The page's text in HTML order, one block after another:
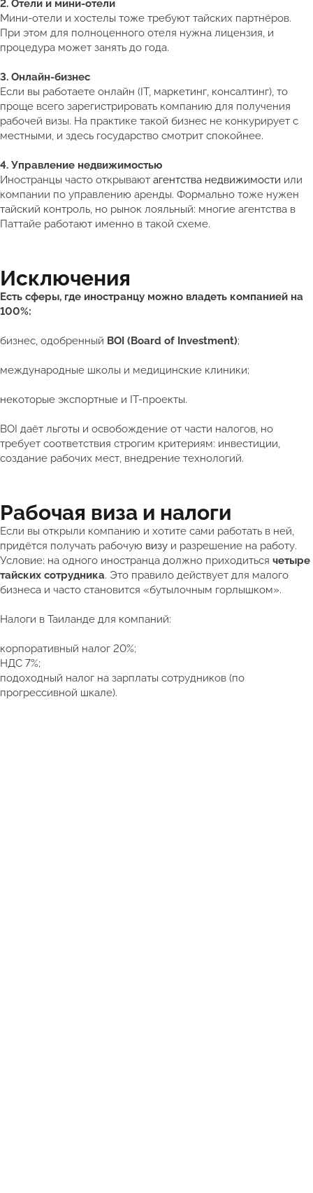
2. Отели и мини-отели
Мини-отели и хостелы тоже требуют тайских партнёров.
При этом для полноценного отеля нужна лицензия, и
процедура может занять до года.
3. Онлайн-бизнес
Если вы работаете онлайн (IT, маркетинг, консалтинг), то
проще всего зарегистрировать компанию для получения
рабочей визы. На практике такой бизнес не конкурирует с
местными, и здесь государство смотрит спокойнее.
4. Управление недвижимостью
Иностранцы часто открывают агентства недвижимости или
компании по управлению аренды. Формально тоже нужен
тайский контроль, но рынок лояльный: многие агентства в
Паттайе работают именно в такой схеме.
Исключения
Есть сферы, где иностранцу можно владеть компанией на
100%:
бизнес, одобренный BOI (Board of Investment);
международные школы и медицинские клиники;
некоторые экспортные и IT-проекты.
BOI даёт льготы и освобождение от части налогов, но
требует соответствия строгим критериям: инвестиции,
создание рабочих мест, внедрение технологий.
Рабочая виза и налоги
Если вы открыли компанию и хотите сами работать в ней,
придётся получать рабочую визу и разрешение на работу.
Условие: на одного иностранца должно приходиться четыре
тайских сотрудника. Это правило действует для малого
бизнеса и часто становится «бутылочным горлышком».
Налоги в Таиланде для компаний:
корпоративный налог 20%;
НДС 7%;
подоходный налог на зарплаты сотрудников (по
прогрессивной шкале).